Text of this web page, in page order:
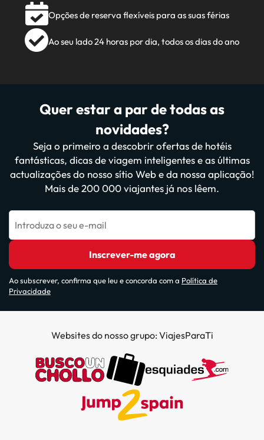
Opções de reserva flexíveis para as suas férias
Ao seu lado 24 horas por dia, todos os dias do ano
Quer estar a par de todas as
novidades?
Seja o primeiro a descobrir ofertas de hotéis
fantásticas, dicas de viagem inteligentes e as últimas
actualizações do nosso sítio Web e da nossa aplicação!
Mais de 200 000 viajantes já nos lêem.
Introduza o seu e-mail
Inscrever-me agora
Ao subscrever, confirma que leu e concorda com a Política de
Privacidade
Websites do nosso grupo: ViajesParaTi